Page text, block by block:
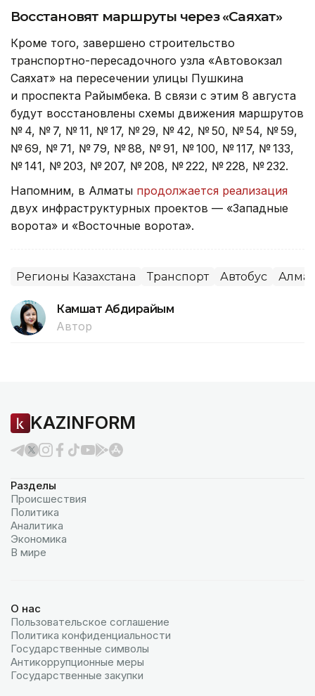
Восстановят маршруты через «Саяхат»
Кроме того, завершено строительство
транспортно-пересадочного узла «Автовокзал
Саяхат» на пересечении улицы Пушкина
и проспекта Райымбека. В связи с этим 8 августа
будут восстановлены схемы движения маршрутов
№ 4, № 7, № 11, № 17, № 29, № 42, № 50, № 54, № 59,
№ 69, № 71, № 79, № 88, № 91, № 100, № 117, № 133,
№ 141, № 203, № 207, № 208, № 222, № 228, № 232.
Напомним, в Алматы продолжается реализация
двух инфраструктурных проектов — «Западные
ворота» и «Восточные ворота».
Регионы Казахстана Транспорт Автобус
Камшат Абдирайым
Автор
KAZINFORM
Разделы
Происшествия
Политика
Аналитика
Экономика
В мире
О нас
Пользовательское соглашение
Политика конфиденциальности
Государственные символы
Антикоррупционные меры
Государственные закупки